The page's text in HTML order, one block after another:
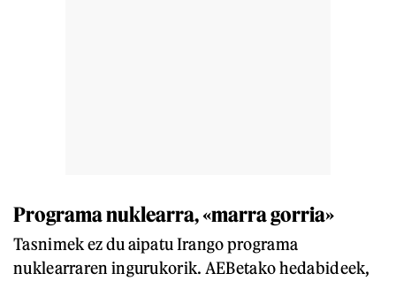
Programa nuklearra, «marra gorria»
Tasnimek ez du aipatu Irango programa
nuklearraren ingurukorik. AEBetako hedabideek,